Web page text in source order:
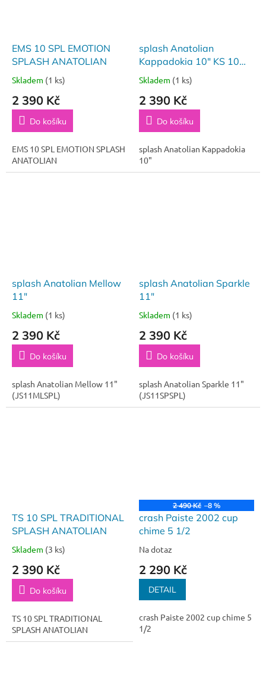
EMS 10 SPL EMOTION
SPLASH ANATOLIAN
Skladem (1 ks)
2 390 Kč
Do košíku
EMS 10 SPL EMOTION SPLASH
ANATOLIAN
splash Anatolian
Kappadokia 10" KS 10
SPL
Skladem (1 ks)
2 390 Kč
Do košíku
splash Anatolian Kappadokia
10"
splash Anatolian Mellow
11"
Skladem (1 ks)
2 390 Kč
Do košíku
splash Anatolian Mellow 11"
(JS11MLSPL)
splash Anatolian Sparkle
11"
Skladem (1 ks)
2 390 Kč
Do košíku
splash Anatolian Sparkle 11"
(JS11SPSPL)
TS 10 SPL TRADITIONAL
SPLASH ANATOLIAN
Skladem (3 ks)
2 390 Kč
Do košíku
TS 10 SPL TRADITIONAL
SPLASH ANATOLIAN
2 490 Kč –8 %
crash Paiste 2002 cup
chime 5 1/2
Na dotaz
2 290 Kč
DETAIL
crash Paiste 2002 cup chime 5
1/2